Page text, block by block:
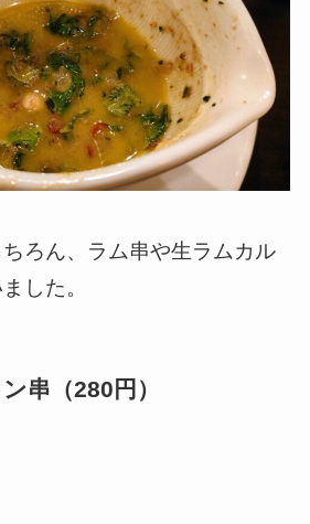
ろん、ラム串や生ラムカル
した。
串（280円）